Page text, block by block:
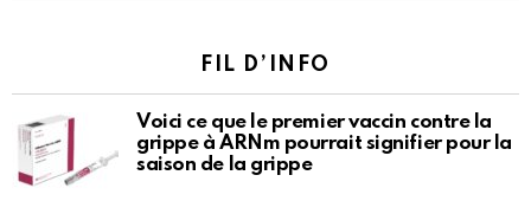
FIL D’INFO
Voici ce que le premier vaccin contre la
grippe à ARNm pourrait signifier pour la
saison de la grippe